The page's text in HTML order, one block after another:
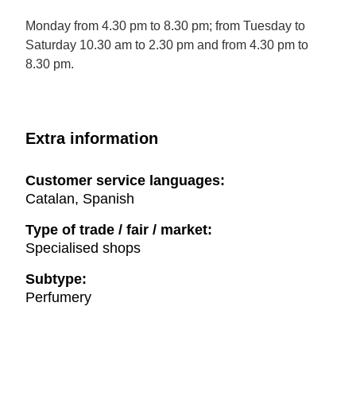
Monday from 4.30 pm to 8.30 pm; from Tuesday to
Saturday 10.30 am to 2.30 pm and from 4.30 pm to
8.30 pm.
Extra information
Customer service languages:
Catalan, Spanish
Type of trade / fair / market:
Specialised shops
Subtype:
Perfumery